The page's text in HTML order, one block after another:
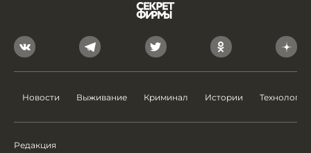
Новости Выживание Криминал Истории Технологии
Редакция